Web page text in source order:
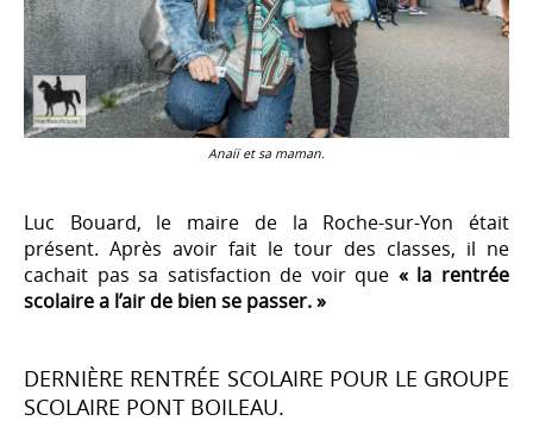
Anaiï et sa maman.
Luc Bouard, le maire de la Roche-sur-Yon était
présent. Après avoir fait le tour des classes, il ne
cachait pas sa satisfaction de voir que « la rentrée
scolaire a l’air de bien se passer. »
DERNIÈRE RENTRÉE SCOLAIRE POUR LE GROUPE
SCOLAIRE PONT BOILEAU.